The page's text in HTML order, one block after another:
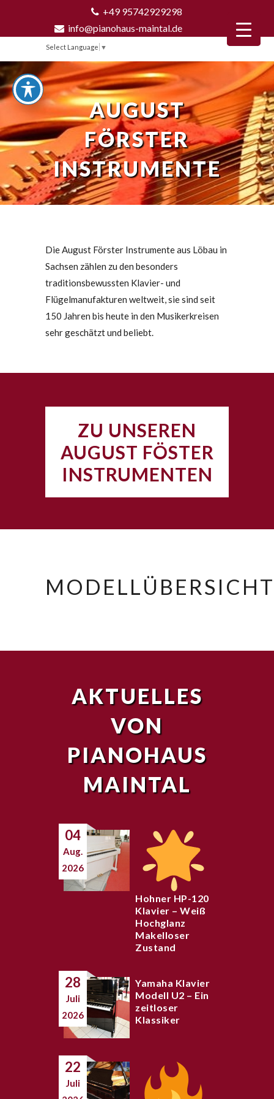
+49 95742929298
info@pianohaus-maintal.de
Select Language ▼
AUGUST
FÖRSTER
INSTRUMENTE
Die August Förster Instrumente aus Löbau in
Sachsen zählen zu den besonders
traditionsbewussten Klavier- und
Flügelmanufakturen weltweit, sie sind seit
150 Jahren bis heute in den Musikerkreisen
sehr geschätzt und beliebt.
ZU UNSEREN
AUGUST FÖSTER
INSTRUMENTEN
MODELLÜBERSICHT
AKTUELLES
VON
PIANOHAUS
MAINTAL
04
Aug.
2026
Hohner HP-120
Klavier – Weiß
Hochglanz
Makelloser
Zustand
28
Juli
2026
Yamaha Klavier
Modell U2 – Ein
zeitloser
Klassiker
22
Juli